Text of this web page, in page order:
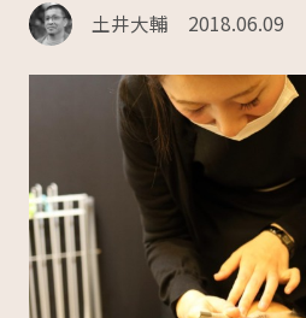
土井大輔 2018.06.09